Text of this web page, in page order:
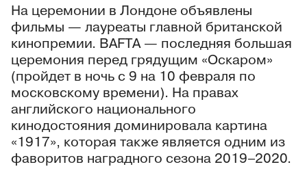
На церемонии в Лондоне объявлены
фильмы — лауреаты главной британской
кинопремии. BAFTA — последняя большая
церемония перед грядущим «Оскаром»
(пройдет в ночь с 9 на 10 февраля по
московскому времени). На правах
английского национального
кинодостояния доминировала картина
«1917», которая также является одним из
фаворитов наградного сезона 2019–2020.